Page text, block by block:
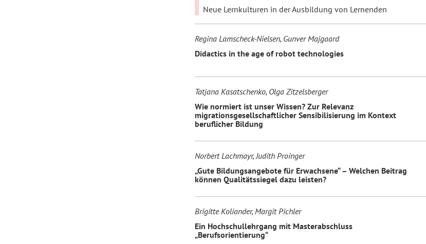
Neue Lernkulturen in der Ausbildung von Lernenden
Regina Lamscheck-Nielsen, Gunver Majgaard
Didactics in the age of robot technologies
Tatjana Kasatschenko, Olga Zitzelsberger
Wie normiert ist unser Wissen? Zur Relevanz
migrationsgesellschaftlicher Sensibilisierung im Kontext
beruflicher Bildung
Norbert Lachmayr, Judith Proinger
„Gute Bildungsangebote für Erwachsene“ – Welchen Beitrag
können Qualitätssiegel dazu leisten?
Brigitte Koliander, Margit Pichler
Ein Hochschullehrgang mit Masterabschluss
„Berufsorientierung“